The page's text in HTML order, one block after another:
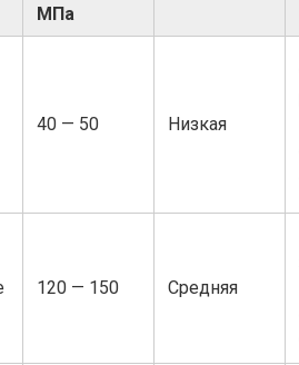
МПа
40 — 50 Низкая
120 — 150 Средняя